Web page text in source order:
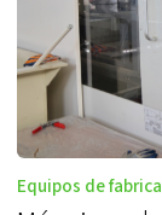
Equipos de